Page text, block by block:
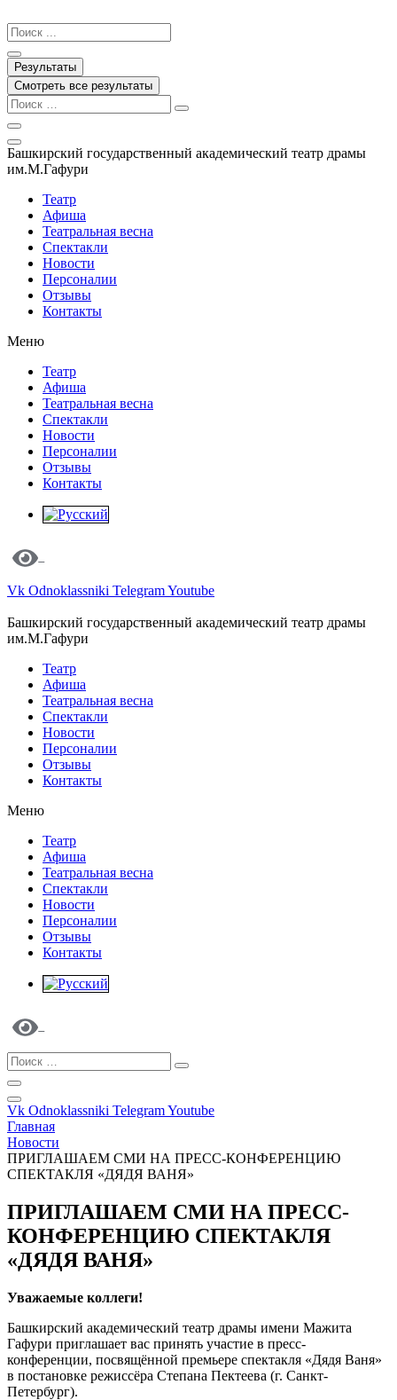
к
содержимому
Search
...
Результаты
Смотреть все результаты
Башкирский государственный академический театр драмы
им.М.Гафури
Театр
Афиша
Театральная весна
Спектакли
Новости
Персоналии
Отзывы
Контакты
Меню
Театр
Афиша
Театральная весна
Спектакли
Новости
Персоналии
Отзывы
Контакты
Vk Odnoklassniki TelegramYoutube
Башкирский государственный академический театр драмы
им.М.Гафури
Театр
Афиша
Театральная весна
Спектакли
Новости
Персоналии
Отзывы
Контакты
Меню
Театр
Афиша
Театральная весна
Спектакли
Новости
Персоналии
Отзывы
Контакты
Vk Odnoklassniki TelegramYoutube
Главная
Новости
ПРИГЛАШАЕМ СМИ НА ПРЕСС-КОНФЕРЕНЦИЮ
СПЕКТАКЛЯ «ДЯДЯ ВАНЯ»
ПРИГЛАШАЕМ СМИ НА ПРЕСС-
КОНФЕРЕНЦИЮ СПЕКТАКЛЯ
«ДЯДЯ ВАНЯ»
Уважаемые коллеги!
Башкирский академический театр драмы имени Мажита
Гафури приглашает вас принять участие в пресс-
конференции, посвящённой премьере спектакля «Дядя Ваня»
в постановке режиссёра Степана Пектеева (г. Санкт-
Петербург).